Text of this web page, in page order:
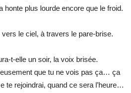
honte plus lourde encore que le froid.
le ciel, à travers le pare-brise.
t-elle un soir, la voix brisée.
que tu ne vois pas ça… ça
te rejoindrai, quand ce sera l’heure…